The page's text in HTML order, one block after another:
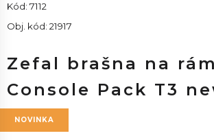
Kód: 7112
Obj. kód: 21917
Zefal brašna na rám
Console Pack T3
NOVINKA